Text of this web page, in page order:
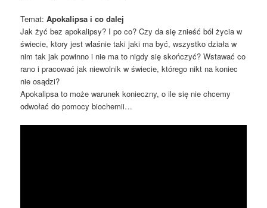
Temat: Apokalipsa i co dalej
Jak żyć bez apokalipsy? I po co? Czy da się znieść ból życia w
świecie, ktory jest wlaśnie taki jaki ma być, wszystko działa w
nim tak jak powinno i nie ma to nigdy się skończyć? Wstawać co
rano i pracować jak niewolnik w świecie, którego nikt na koniec
nie osądzi?
Apokalipsa to może warunek konieczny, o ile się nie chcemy
odwołać do pomocy biochemii…